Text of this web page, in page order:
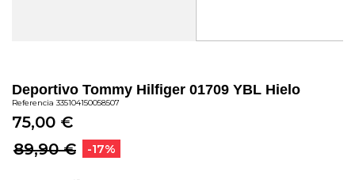
Deportivo Tommy Hilfiger 01709 YBL Hielo
Referencia 335104150058507
75,00 €
89,90 €
-17%